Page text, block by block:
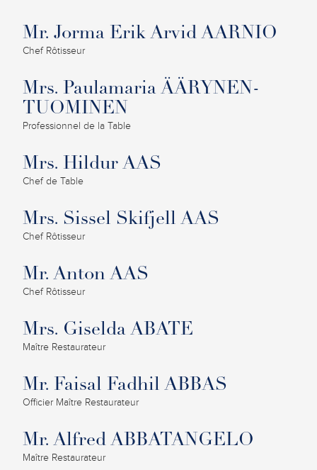
Mr. Jorma Erik Arvid AARNIO
Chef Rôtisseur
Mrs. Paulamaria ÄÄRYNEN-
TUOMINEN
Professionnel de la Table
Mrs. Hildur AAS
Chef de Table
Mrs. Sissel Skifjell AAS
Chef Rôtisseur
Mr. Anton AAS
Chef Rôtisseur
Mrs. Giselda ABATE
Maître Restaurateur
Mr. Faisal Fadhil ABBAS
Officier Maître Restaurateur
Mr. Alfred ABBATANGELO
Maître Restaurateur